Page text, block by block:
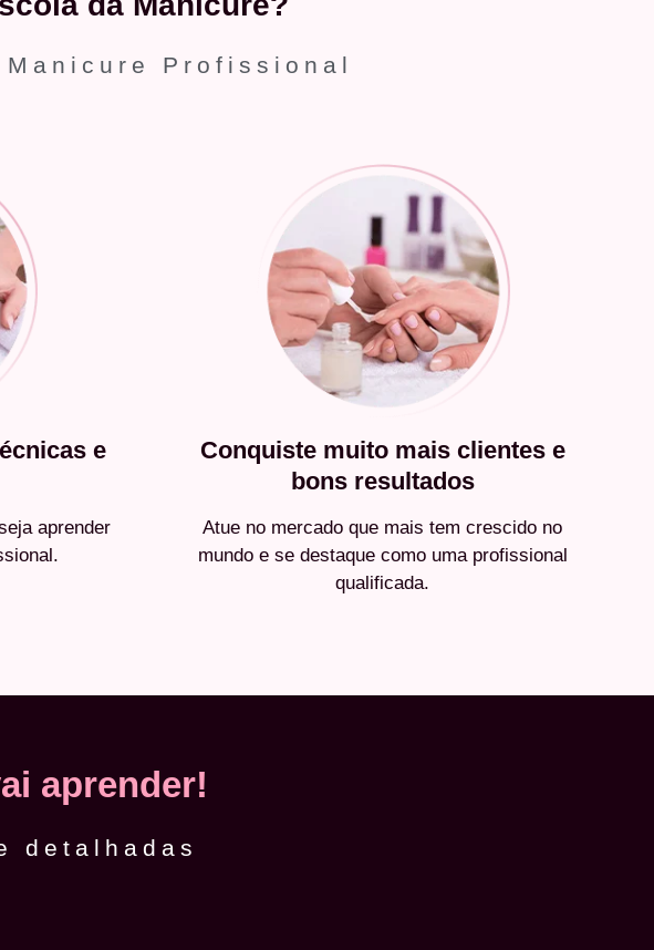
Profissional
e
aprender
Conquiste muito mais clientes e
bons resultados
Atue no mercado que mais tem crescido no
mundo e se destaque como uma profissional
qualificada.
aprender!
detalhadas